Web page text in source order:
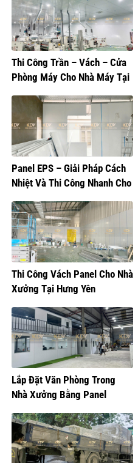
Thi Công Trần – Vách – Cửa
Phòng Máy Cho Nhà Máy Tại
Panel EPS – Giải Pháp Cách
Nhiệt Và Thi Công Nhanh Cho
Thi Công Vách Panel Cho Nhà
Xưởng Tại Hưng Yên
Lắp Đặt Văn Phòng Trong
Nhà Xưởng Bằng Panel